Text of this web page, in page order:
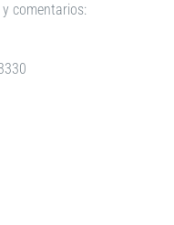
comentarios: